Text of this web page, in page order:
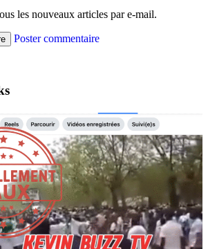
les nouveaux articles par e-mail.
Poster commentaire